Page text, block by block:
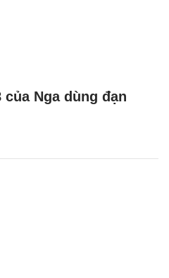
Nga dùng đạn